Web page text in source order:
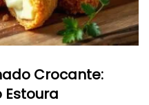
Crocante:
Estoura